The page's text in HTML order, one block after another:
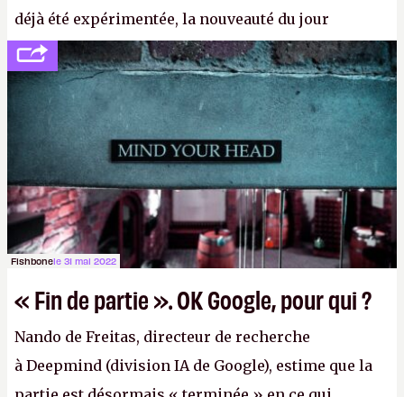
déjà été expérimentée, la nouveauté du jour
concerne le recours à des nœuds distants, pour ne
pas dire un réseau quantique multimédia interactif
(avec l’option Péritel). (
http://cpc.cx/AH432N4
Crédit photo : QuTech / Nature)
Fishbonele 31 mai 2022
« Fin de partie ». OK Google, pour qui ?
Nando de Freitas, directeur de recherche
à Deepmind (division IA de Google), estime que la